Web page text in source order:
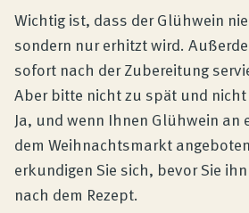
Wichtig ist, dass der Glühwein
sondern nur erhitzt wird.
sofort nach der Zubereitung
Aber bitte nicht zu spät und
Ja, und wenn Ihnen Glühwein an
dem Weihnachtsmarkt
erkundigen Sie sich, bevor Sie
nach dem Rezept.